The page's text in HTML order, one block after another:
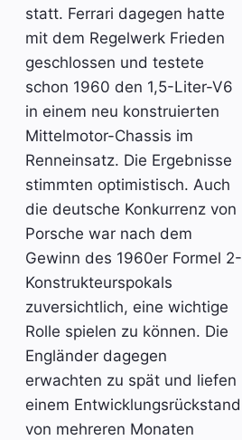
statt. Ferrari dagegen hatte
mit dem Regelwerk Frieden
geschlossen und testete
schon 1960 den 1,5-Liter-V6
in einem neu konstruierten
Mittelmotor-Chassis im
Renneinsatz. Die Ergebnisse
stimmten optimistisch. Auch
die deutsche Konkurrenz von
Porsche war nach dem
Gewinn des 1960er Formel 2-
Konstrukteurspokals
zuversichtlich, eine wichtige
Rolle spielen zu können. Die
Engländer dagegen
erwachten zu spät und liefen
einem Entwicklungsrückstand
von mehreren Monaten